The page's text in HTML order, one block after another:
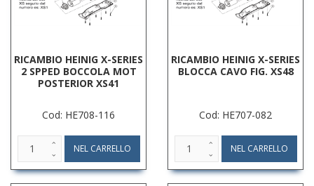
RICAMBIO HEINIG X-SERIES
2 SPPED BOCCOLA MOT
POSTERIOR XS41
Cod: HE708-116
RICAMBIO HEINIG X-SERIES
BLOCCA CAVO FIG. XS48
Cod: HE707-082